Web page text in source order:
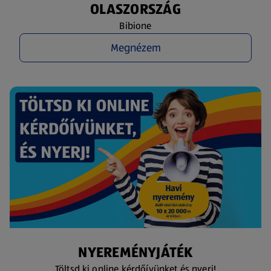
OLASZORSZÁG
Bibione
Megnézem
NYEREMÉNYJÁTÉK